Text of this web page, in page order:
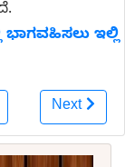
ಇಲ್ಲಿ
Next